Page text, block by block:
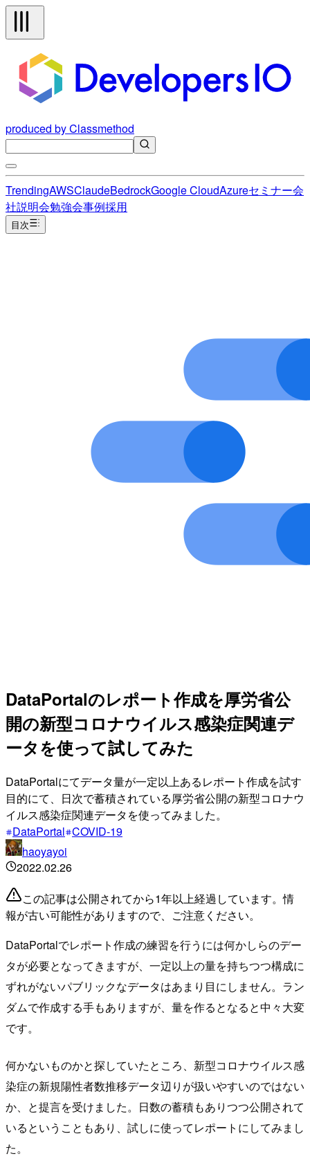
produced by Classmethod
TrendingAWSClaudeBedrockGoogle CloudAzureセミナー会
社説明会勉強会事例採用
目次
DataPortalのレポート作成を厚労省公
開の新型コロナウイルス感染症関連デ
ータを使って試してみた
DataPortalにてデータ量が一定以上あるレポート作成を試す
目的にて、日次で蓄積されている厚労省公開の新型コロナウ
イルス感染症関連データを使ってみました。
DataPortal COVID-19
haoyayoi
2022.02.26
この記事は公開されてから1年以上経過しています。情
報が古い可能性がありますので、ご注意ください。
DataPortalでレポート作成の練習を行うには何かしらのデー
タが必要となってきますが、一定以上の量を持ちつつ構成に
ずれがないパブリックなデータはあまり目にしません。ラン
ダムで作成する手もありますが、量を作るとなると中々大変
です。
何かないものかと探していたところ、新型コロナウイルス感
染症の新規陽性者数推移データ辺りが扱いやすいのではない
か、と提言を受けました。日数の蓄積もありつつ公開されて
いるということもあり、試しに使ってレポートにしてみまし
た。